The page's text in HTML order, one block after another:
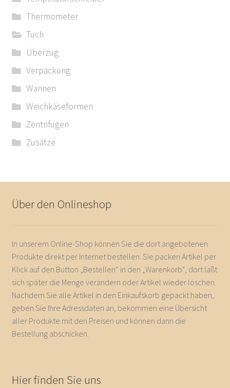
Thermometer
Tuch
Überzug
Verpackung
Wannen
Weichkäseformen
Zentrifugen
Zusätze
Über den Onlineshop
In unserem Online-Shop können Sie die dort angebotenen
Produkte direkt per Internet bestellen. Sie packen Artikel per
Klick auf den Button „Bestellen“ in den „Warenkorb“, dort läßt
sich später die Menge verändern oder Artikel wieder löschen.
Nachdem Sie alle Artikel in den Einkaufskorb gepackt haben,
geben Sie Ihre Adressdaten an, bekommen eine Übersicht
aller Produkte mit den Preisen und können dann die
Bestellung abschicken.
Hier finden Sie uns